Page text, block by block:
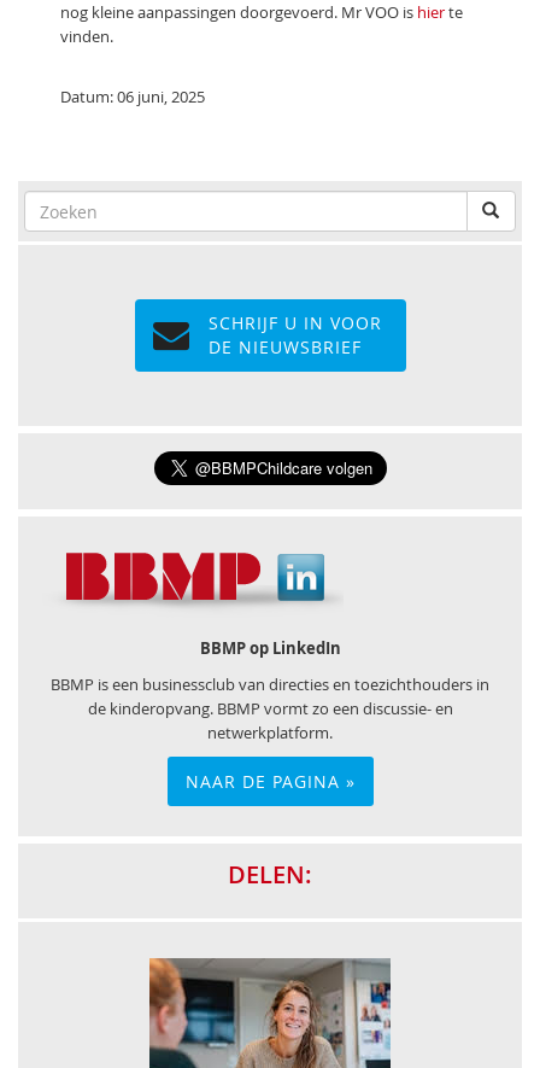
nog kleine aanpassingen doorgevoerd. Mr VOO is hierte
vinden.
Datum: 06 juni, 2025
SCHRIJF U IN VOOR
DE NIEUWSBRIEF
BBMP op LinkedIn
BBMP is een businessclub van directies en toezichthouders in
de kinderopvang. BBMP vormt zo een discussie- en
netwerkplatform.
NAAR DE PAGINA »
DELEN: